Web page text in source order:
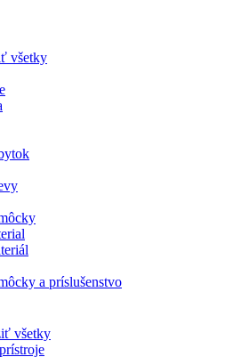
všetky
a príslušenstvo
všetky